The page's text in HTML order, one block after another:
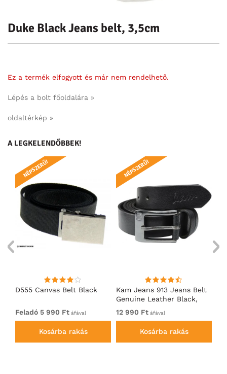
Duke Black Jeans belt, 3,5cm
Ez a termék elfogyott és már nem rendelhető.
Lépés a bolt főoldalára »
oldaltérkép »
A LEGKELENDŐBBEK!
D555 Canvas Belt Black
NÉPSZERŰ!
Feladó 5 990 Ft áfával
Kosárba rakás
Kam Jeans 913 Jeans Belt
Genuine Leather Black,
3,5cm
NÉPSZERŰ!
12 990 Ft áfával
Kosárba rakás